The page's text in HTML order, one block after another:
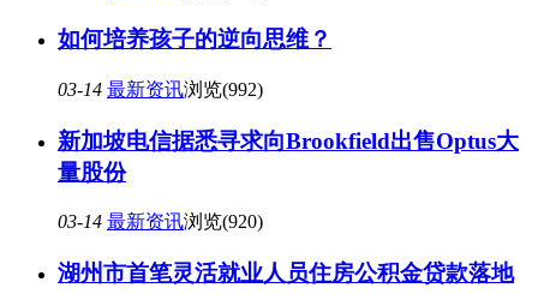
如何培养孩子的逆向思维？
03-14 最新资讯浏览(992)
新加坡电信据悉寻求向Brookfield出售Optus大
量股份
03-14 最新资讯浏览(920)
湖州市首笔灵活就业人员住房公积金贷款落地